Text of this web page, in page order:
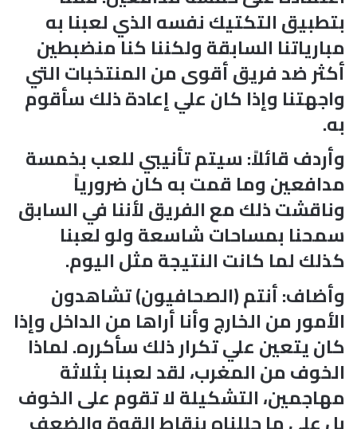
بتطبيق التكتيك نفسه الذي لعبنا به
مبارياتنا السابقة ولكننا كنا منضبطين
أكثر ضد فريق أقوى من المنتخبات التي
واجهتنا وإذا كان علي إعادة ذلك سأقوم
به.
وأردف قائلاً: سيتم تأنيبي للعب بخمسة
مدافعين وما قمت به كان ضرورياً
وناقشت ذلك مع الفريق لأننا في السابق
سمحنا بمساحات شاسعة ولو لعبنا
كذلك لما كانت النتيجة مثل اليوم.
وأضاف: أنتم (الصحافيون) تشاهدون
الأمور من الخارج وأنا أراها من الداخل وإذا
كان يتعين علي تكرار ذلك سأكرره. لماذا
الخوف من المغرب، لقد لعبنا بثلاثة
مهاجمين، التشكيلة لا تقوم على الخوف